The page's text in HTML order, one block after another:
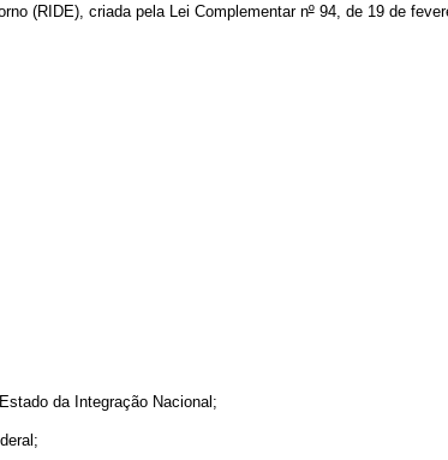
(RIDE), criada pela Lei Complementar nº94, de 19 de
da Integração Nacional;